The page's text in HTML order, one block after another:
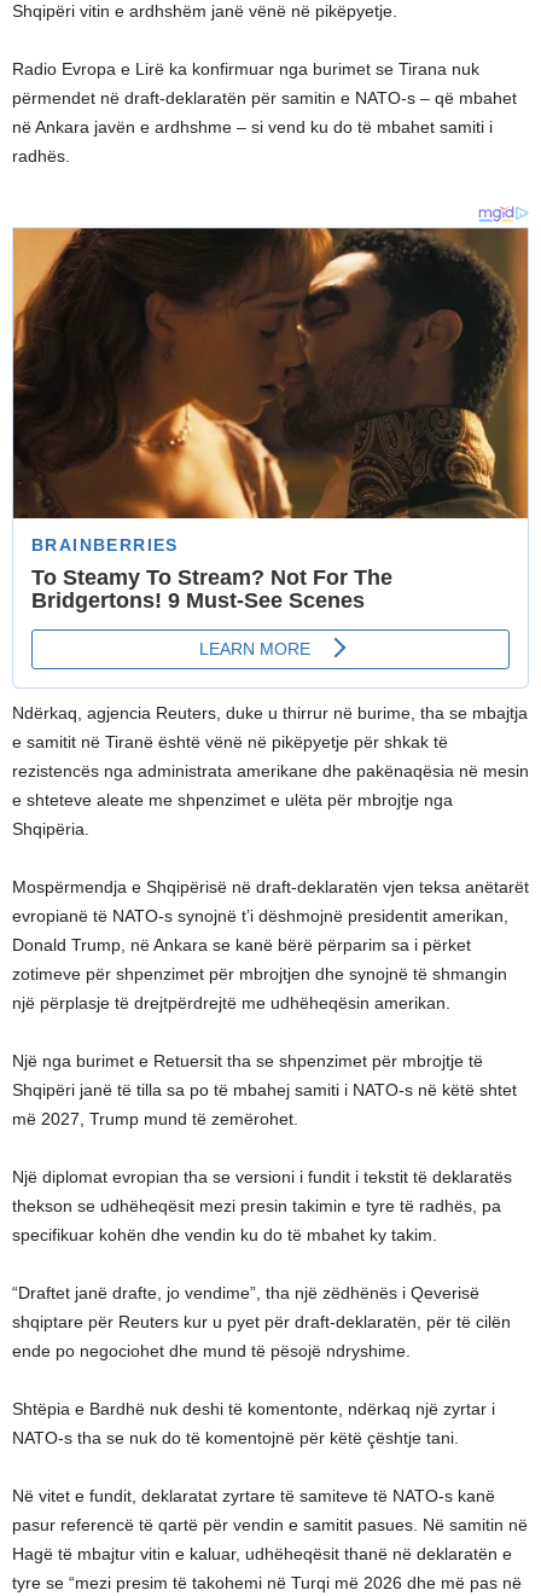
Shqipëri vitin e ardhshëm janë vënë në pikëpyetje.
Radio Evropa e Lirë ka konfirmuar nga burimet se Tirana nuk
përmendet në draft-deklaratën për samitin e NATO-s – që mbahet
në Ankara javën e ardhshme – si vend ku do të mbahet samiti i
radhës.
Ndërkaq, agjencia Reuters, duke u thirrur në burime, tha se mbajtja
e samitit në Tiranë është vënë në pikëpyetje për shkak të
rezistencës nga administrata amerikane dhe pakënaqësia në mesin
e shteteve aleate me shpenzimet e ulëta për mbrojtje nga
Shqipëria.
Mospërmendja e Shqipërisë në draft-deklaratën vjen teksa anëtarët
evropianë të NATO-s synojnë t’i dëshmojnë presidentit amerikan,
Donald Trump, në Ankara se kanë bërë përparim sa i përket
zotimeve për shpenzimet për mbrojtjen dhe synojnë të shmangin
një përplasje të drejtpërdrejtë me udhëheqësin amerikan.
Një nga burimet e Retuersit tha se shpenzimet për mbrojtje të
Shqipëri janë të tilla sa po të mbahej samiti i NATO-s në këtë shtet
më 2027, Trump mund të zemërohet.
Një diplomat evropian tha se versioni i fundit i tekstit të deklaratës
thekson se udhëheqësit mezi presin takimin e tyre të radhës, pa
specifikuar kohën dhe vendin ku do të mbahet ky takim.
“Draftet janë drafte, jo vendime”, tha një zëdhënës i Qeverisë
shqiptare për Reuters kur u pyet për draft-deklaratën, për të cilën
ende po negociohet dhe mund të pësojë ndryshime.
Shtëpia e Bardhë nuk deshi të komentonte, ndërkaq një zyrtar i
NATO-s tha se nuk do të komentojnë për këtë çështje tani.
Në vitet e fundit, deklaratat zyrtare të samiteve të NATO-s kanë
pasur referencë të qartë për vendin e samitit pasues. Në samitin në
Hagë të mbajtur vitin e kaluar, udhëheqësit thanë në deklaratën e
tyre se “mezi presim të takohemi në Turqi më 2026 dhe më pas në